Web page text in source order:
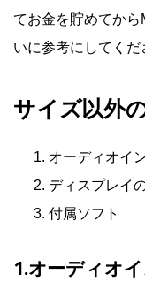
てお金を貯めてか
いに参考にしてくだ
サイズ以外
オーディオイ
ディスプレイ
付属ソフト
1.オーディオ